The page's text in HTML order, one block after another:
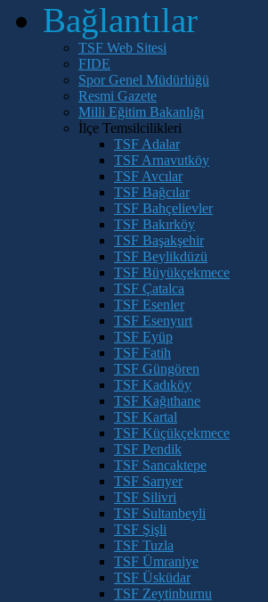
Bağlantılar
TSF Web Sitesi
FIDE
Spor Genel Müdürlüğü
Resmi Gazete
Milli Eğitim Bakanlığı
İlçe Temsilcilikleri
TSF Adalar
TSF Arnavutköy
TSF Avcılar
TSF Bağcılar
TSF Bahçelievler
TSF Bakırköy
TSF Başakşehir
TSF Beylikdüzü
TSF Büyükçekmece
TSF Çatalca
TSF Esenler
TSF Esenyurt
TSF Eyüp
TSF Fatih
TSF Güngören
TSF Kadıköy
TSF Kağıthane
TSF Kartal
TSF Küçükçekmece
TSF Pendik
TSF Sancaktepe
TSF Sarıyer
TSF Silivri
TSF Sultanbeyli
TSF Şişli
TSF Tuzla
TSF Ümraniye
TSF Üsküdar
TSF Zeytinburnu